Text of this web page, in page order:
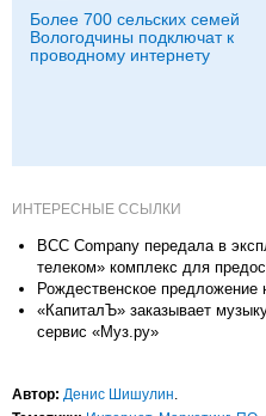
Более 700 сельских семей
Вологодчины подключат к
проводному интернету
ИНТЕРЕСНЫЕ ССЫЛКИ
BCC Company передала в
телеком» комплекс для
Рождественское предложение
«КапиталЪ» заказывает
сервис «Муз.ру»
Автор: Денис Шишулин